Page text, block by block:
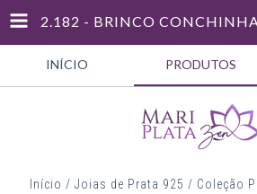
2.182 - BRINCO
INÍCIO PRODUTOS
Início / Joias de Prata 925 / Coleção